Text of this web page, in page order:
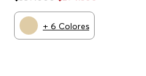
+ 6 Colores